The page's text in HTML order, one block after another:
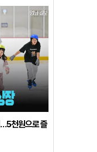
천원으로 즐